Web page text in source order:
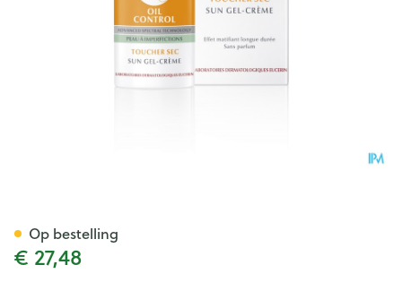
€ 27,48
Op bestelling